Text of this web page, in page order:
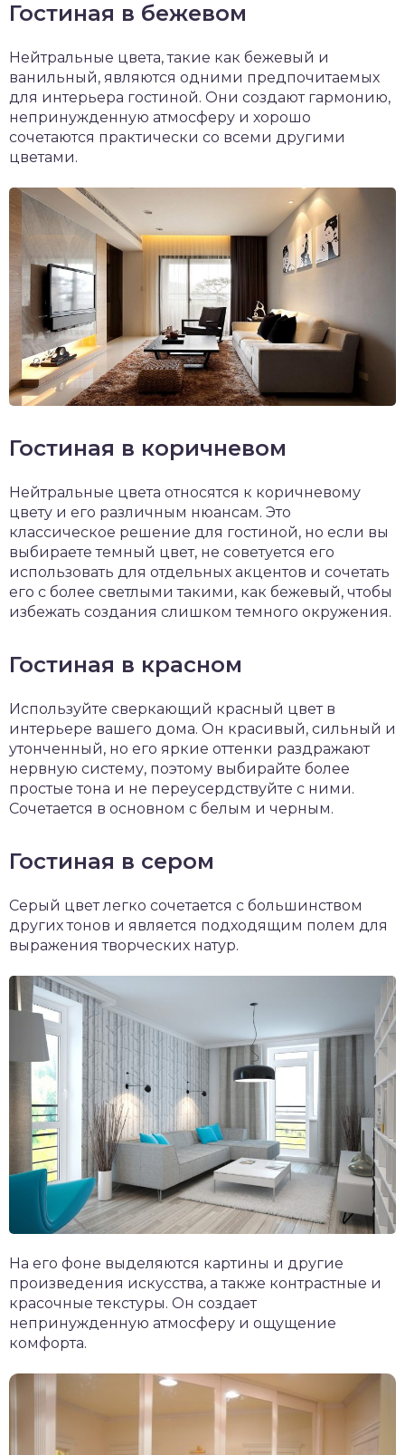
Гостиная в бежевом
Нейтральные цвета, такие как бежевый и
ванильный, являются одними предпочитаемых
для интерьера гостиной. Они создают гармонию,
непринужденную атмосферу и хорошо
сочетаются практически со всеми другими
цветами.
Гостиная в коричневом
Нейтральные цвета относятся к коричневому
цвету и его различным нюансам. Это
классическое решение для гостиной, но если вы
выбираете темный цвет, не советуется его
использовать для отдельных акцентов и сочетать
его с более светлыми такими, как бежевый, чтобы
избежать создания слишком темного окружения.
Гостиная в красном
Используйте сверкающий красный цвет в
интерьере вашего дома. Он красивый, сильный и
утонченный, но его яркие оттенки раздражают
нервную систему, поэтому выбирайте более
простые тона и не переусердствуйте с ними.
Сочетается в основном с белым и черным.
Гостиная в сером
Серый цвет легко сочетается с большинством
других тонов и является подходящим полем для
выражения творческих натур.
На его фоне выделяются картины и другие
произведения искусства, а также контрастные и
красочные текстуры. Он создает
непринужденную атмосферу и ощущение
комфорта.